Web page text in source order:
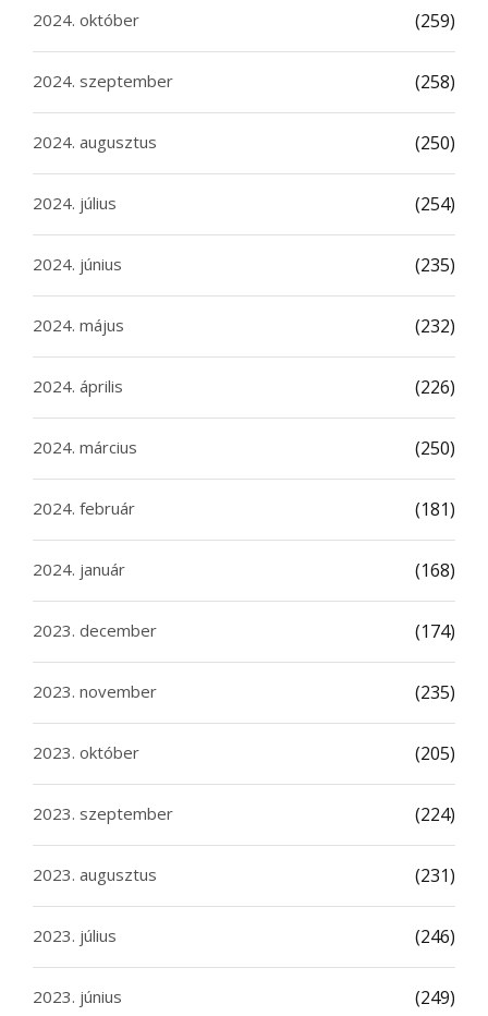
2024. október (259)
2024. szeptember (258)
2024. augusztus (250)
2024. július (254)
2024. június (235)
2024. május (232)
2024. április (226)
2024. március (250)
2024. február (181)
2024. január (168)
2023. december (174)
2023. november (235)
2023. október (205)
2023. szeptember (224)
2023. augusztus (231)
2023. július (246)
2023. június (249)